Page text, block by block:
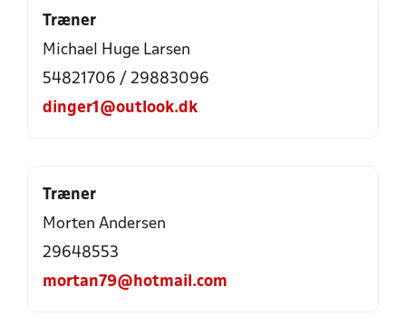
Træner
Michael Huge Larsen
54821706 / 29883096
dinger1@outlook.dk
Træner
Morten Andersen
29648553
mortan79@hotmail.com